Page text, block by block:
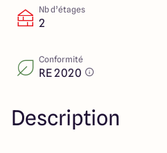
Nb d’étages
2
Conformité
RE 2020
Description